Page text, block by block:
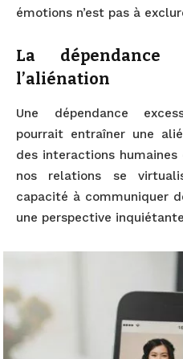
émotions n’est pas à
La dépendance
l’aliénation
Une dépendance
pourrait entraîner une
des interactions
nos relations se
capacité à communiquer
une perspective